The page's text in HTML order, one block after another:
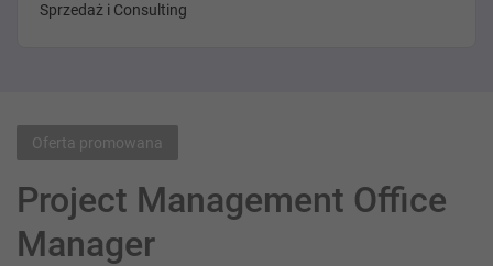
Sprzedaż i Consulting
Oferta promowana
Project Management Office
Manager